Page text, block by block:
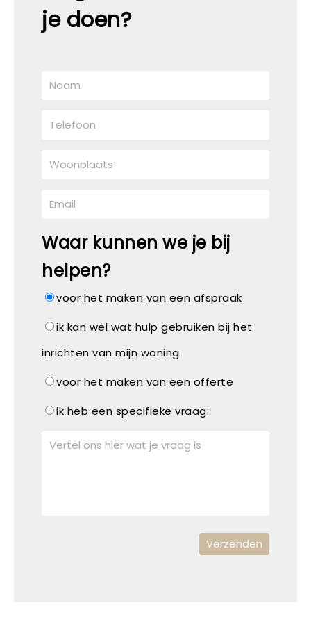
je doen?
Waar kunnen we je bij
helpen?
voor het maken van een afspraak
ik kan wel wat hulp gebruiken bij het
inrichten van mijn woning
voor het maken van een offerte
ik heb een specifieke vraag: